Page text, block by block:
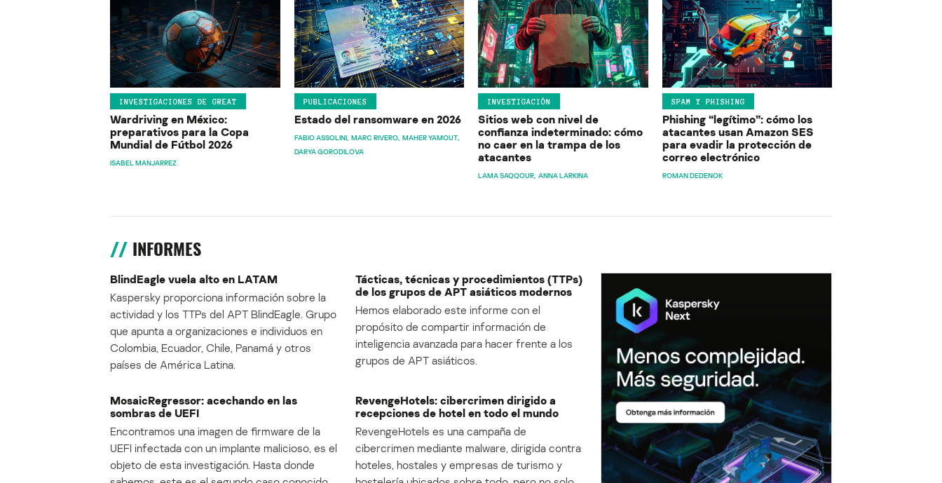
INVESTIGACIONES DE GREAT
Wardriving en México:
preparativos para la Copa
Mundial de Fútbol 2026
ISABEL MANJARREZ
PUBLICACIONES
Estado del ransomware en 2026
FABIO ASSOLINI MARC RIVERO MAHER YAMOUT
DARYA GORODILOVA
INVESTIGACIÓN
Sitios web con nivel de
confianza indeterminado: cómo
no caer en la trampa de los
atacantes
LAMA SAQQOUR ANNA LARKINA
SPAM Y PHISHING
Phishing “legítimo”: cómo los
atacantes usan Amazon SES
para evadir la protección de
correo electrónico
ROMAN DEDENOK
INFORMES
BlindEagle vuela alto en LATAM
Kaspersky proporciona información sobre la
actividad y los TTPs del APT BlindEagle. Grupo
que apunta a organizaciones e individuos en
Colombia, Ecuador, Chile, Panamá y otros
países de América Latina.
Tácticas, técnicas y procedimientos (TTPs)
de los grupos de APT asiáticos modernos
Hemos elaborado este informe con el
propósito de compartir información de
inteligencia avanzada para hacer frente a los
grupos de APT asiáticos.
MosaicRegressor: acechando en las
sombras de UEFI
Encontramos una imagen de firmware de la
UEFI infectada con un implante malicioso, es el
objeto de esta investigación. Hasta donde
RevengeHotels: cibercrimen dirigido a
recepciones de hotel en todo el mundo
RevengeHotels es una campaña de
cibercrimen mediante malware, dirigida contra
hoteles, hostales y empresas de turismo y